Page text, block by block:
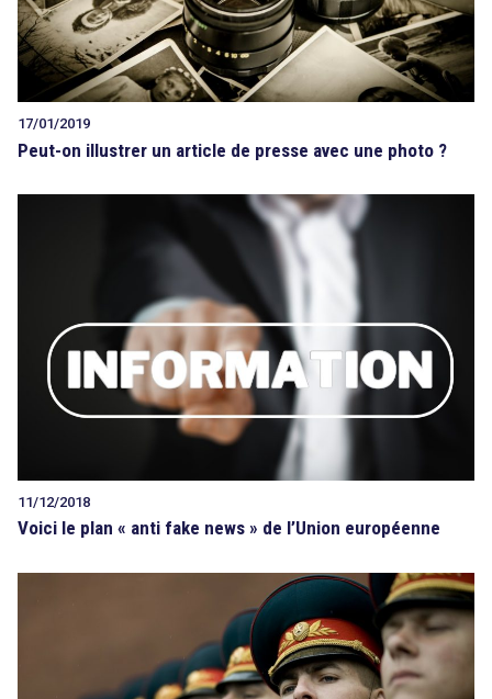
17/01/2019
Peut-on illustrer un article de presse avec une photo ?
11/12/2018
Voici le plan « anti fake news » de l’Union européenne